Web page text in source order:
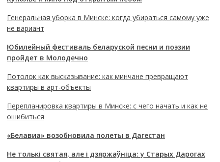
Генеральная уборка в Минске: когда убираться самому уже
не вариант
Юбилейный фестиваль беларуской песни и поэзии
пройдет в Молодечно
Потолок как высказывание: как минчане превращают
квартиры в арт-объекты
Перепланировка квартиры в Минске: с чего начать и как не
ошибиться
«Белавиа» возобновила полеты в Дагестан
Не толькі святая, але і дзяржаўніца: у Старых Дарогах